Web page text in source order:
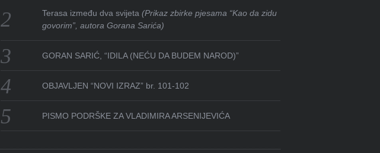
Terasa između dva svijeta(Prikaz zbirke pjesama “Kao da zidu
govorim”, autora Gorana Sarića)
GORAN SARIĆ, “IDILA (NEĆU DA BUDEM NAROD)”
OBJAVLJEN “NOVI IZRAZ” br. 101-102
PISMO PODRŠKE ZA VLADIMIRA ARSENIJEVIĆA